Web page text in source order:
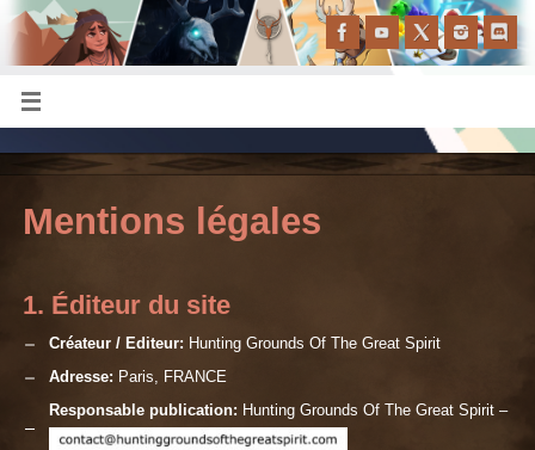
Mentions légales
1. Éditeur du site
Créateur / Editeur: Hunting Grounds Of The Great Spirit
Adresse: Paris, FRANCE
Responsable publication: Hunting Grounds Of The Great Spirit –